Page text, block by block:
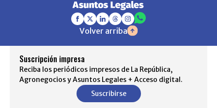
Volver arriba
Suscripción impresa
Reciba los periódicos impresos de La República,
Agronegocios y Asuntos Legales + Acceso digital.
Suscribirse